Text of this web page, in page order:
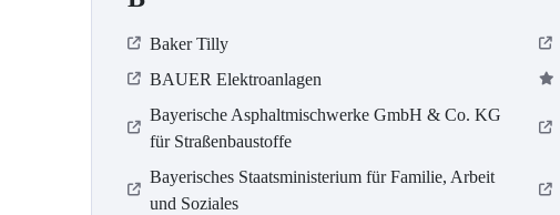
Baker Tilly
BAUER Elektroanlagen
Bayerische Asphaltmischwerke GmbH & Co. KG
für Straßenbaustoffe
Bayerisches Staatsministerium für Familie, Arbeit
und Soziales